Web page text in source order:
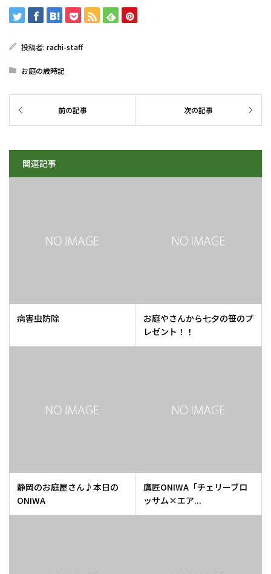
投稿者: rachi-staff
お庭の歳時記
関連記事
病害虫防除
お庭やさんから七夕の笹のプ
レゼント！！
静岡のお庭屋さん♪本日の
ONIWA
鷹匠ONIWA「チェリーブロ
ッサム×エア...